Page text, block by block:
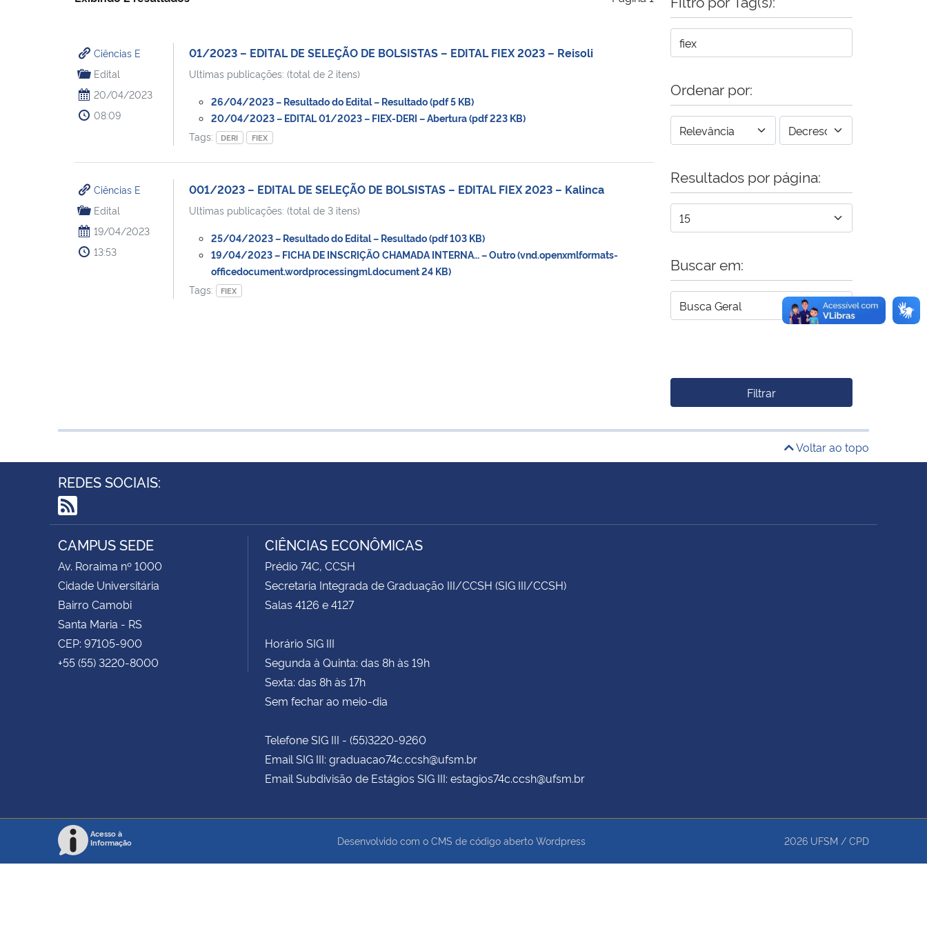
Ciências E
Edital
20/04/2023
08:09
01/2023 – EDITAL DE SELEÇÃO DE BOLSISTAS – EDITAL FIEX 2023 – Reisoli
Ultimas publicações: (total de 2 itens)
26/04/2023 – Resultado do Edital – Resultado (pdf 5 KB)
20/04/2023 – EDITAL 01/2023 – FIEX-DERI – Abertura (pdf 223 KB)
Tags:
DERI FIEX
Ciências E
Edital
19/04/2023
13:53
001/2023 – EDITAL DE SELEÇÃO DE BOLSISTAS – EDITAL FIEX 2023 – Kalinca
Ultimas publicações: (total de 3 itens)
25/04/2023 – Resultado do Edital – Resultado (pdf 103 KB)
19/04/2023 – FICHA DE INSCRIÇÃO CHAMADA INTERNA… – Outro (vnd.openxmlformats-
officedocument.wordprocessingml.document 24 KB)
Tags:
FIEX
Ordenar por:
Resultados por página:
Buscar em:
Filtrar
Voltar ao topo
REDES SOCIAIS:
RSS
CAMPUS SEDE
Av. Roraima nº 1000
Cidade Universitária
Bairro Camobi
Santa Maria - RS
CEP: 97105-900
+55 (55) 3220-8000
CIÊNCIAS ECONÔMICAS
Prédio 74C, CCSH
Secretaria Integrada de Graduação III/CCSH (SIG III/CCSH)
Salas 4126 e 4127
Horário SIG III
Segunda à Quinta: das 8h às 19h
Sexta: das 8h às 17h
Sem fechar ao meio-dia
Telefone SIG III - (55)3220-9260
Email SIG III: graduacao74c.ccsh@ufsm.br
Email Subdivisão de Estágios SIG III: estagios74c.ccsh@ufsm.br
Acesso à
Informação
Desenvolvido com o CMS de código aberto Wordpress 2026 UFSM / CPD